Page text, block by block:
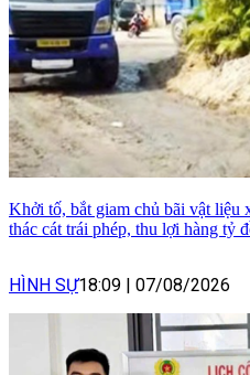
Khởi tố, bắt giam chủ bãi vật liệu
thác cát trái phép, thu lợi hàng tỷ
HÌNH SỰ18:09 | 07/08/2026